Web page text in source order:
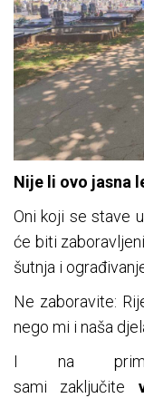
Nije li ovo jasna
Oni koji se stave
će biti
šutnja i
Ne zaboravite:
nego mi i naša
I na
sami zaključite